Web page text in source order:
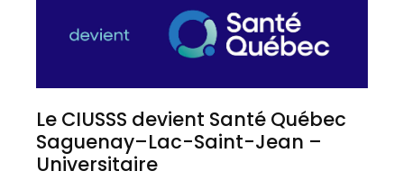
Le CIUSSS devient Santé Québec
Saguenay–Lac-Saint-Jean –
Universitaire